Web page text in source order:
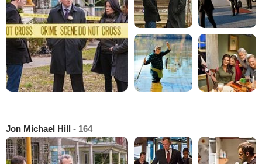
Jon Michael Hill - 164